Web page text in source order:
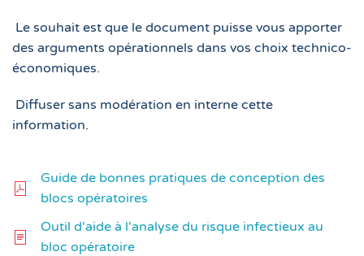
Le souhait est que le document puisse vous apporter
des arguments opérationnels dans vos choix technico-
économiques.
Diffuser sans modération en interne cette
information.
Guide de bonnes pratiques de conception des
blocs opératoires
Outil d'aide à l'analyse du risque infectieux au
bloc opératoire